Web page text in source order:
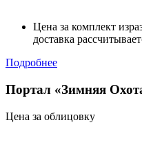
Цена за комплект
доставка
Подробнее
Портал «Зимняя
Цена за облицовку